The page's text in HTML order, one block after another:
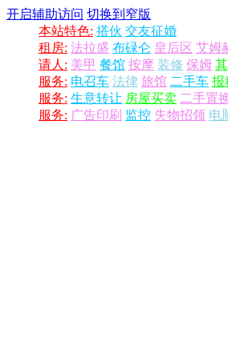
开启辅助访问 切换到窄版
本站特色: 搭伙 交友征婚
租房: 法拉盛 布碌仑 皇后区 艾姆
请人: 美甲 餐馆 按摩 装修 保姆
服务: 电召车 法律 旅馆 二手车 报
服务: 生意转让 房屋买卖 二手置
服务: 广告印刷 监控 失物招领 电